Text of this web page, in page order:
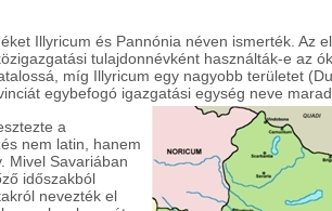
Illyricum és Pannónia néven ismerték. Az
tulajdonnévként használták-e az
míg Illyricum egy nagyobb területet
egybefogó igazgatási egység neve
a
nem latin, hanem
Mivel Savariában
időszakból
nevezték el